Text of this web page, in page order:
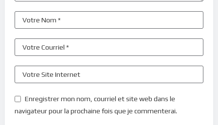
Enregistrer mon nom, courriel et site web dans le
navigateur pour la prochaine fois que je commenterai.